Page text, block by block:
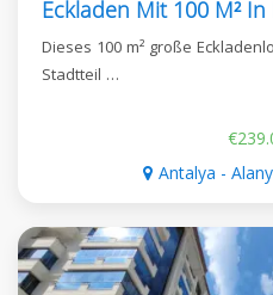
Dieses 100 m² große
Stadtteil …
Antalya -